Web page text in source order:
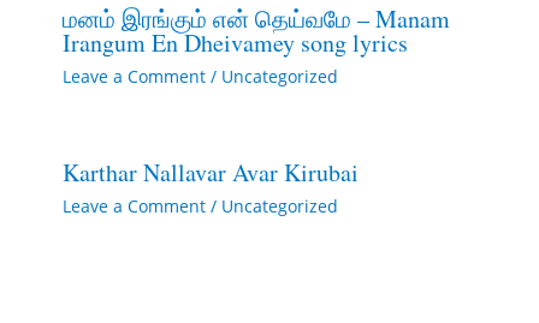
மனம் இரங்கும் என் தெய்வமே – Manam
Irangum En Dheivamey song lyrics
Leave a Comment / Uncategorized
Karthar Nallavar Avar Kirubai
Leave a Comment / Uncategorized